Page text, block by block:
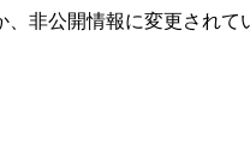
、非公開情報に変更されて